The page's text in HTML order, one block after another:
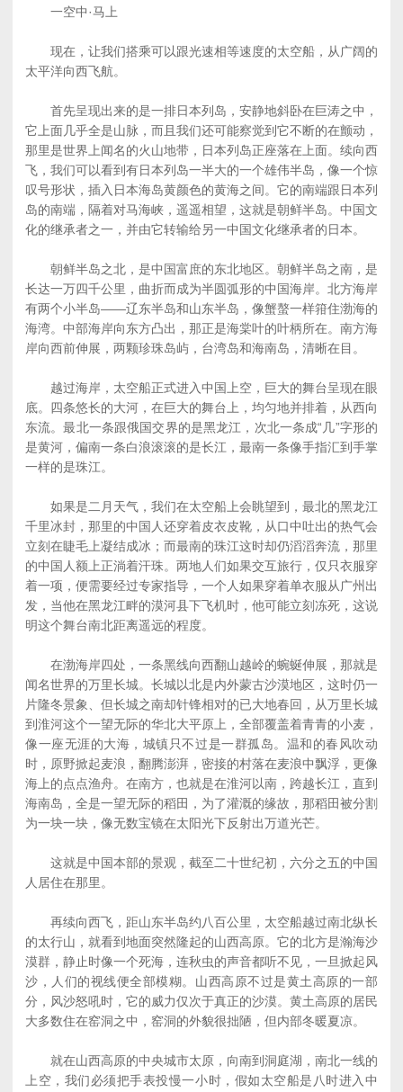
一空中·马上
现在，让我们搭乘可以跟光速相等速度的太空船，从广阔的
太平洋向西飞航。
首先呈现出来的是一排日本列岛，安静地斜卧在巨涛之中，
它上面几乎全是山脉，而且我们还可能察觉到它不断的在颤动，
那里是世界上闻名的火山地带，日本列岛正座落在上面。续向西
飞，我们可以看到有日本列岛一半大的一个雄伟半岛，像一个惊
叹号形状，插入日本海岛黄颜色的黄海之间。它的南端跟日本列
岛的南端，隔着对马海峡，遥遥相望，这就是朝鲜半岛。中国文
化的继承者之一，并由它转输给另一中国文化继承者的日本。
朝鲜半岛之北，是中国富庶的东北地区。朝鲜半岛之南，是
长达一万四千公里，曲折而成为半圆弧形的中国海岸。北方海岸
有两个小半岛——辽东半岛和山东半岛，像蟹螯一样箝住渤海的
海湾。中部海岸向东方凸出，那正是海棠叶的叶柄所在。南方海
岸向西前伸展，两颗珍珠岛屿，台湾岛和海南岛，清晰在目。
越过海岸，太空船正式进入中国上空，巨大的舞台呈现在眼
底。四条悠长的大河，在巨大的舞台上，均匀地并排着，从西向
东流。最北一条跟俄国交界的是黑龙江，次北一条成“几”字形的
是黄河，偏南一条白浪滚滚的是长江，最南一条像手指汇到手掌
一样的是珠江。
如果是二月天气，我们在太空船上会眺望到，最北的黑龙江
千里冰封，那里的中国人还穿着皮衣皮靴，从口中吐出的热气会
立刻在睫毛上凝结成冰；而最南的珠江这时却仍滔滔奔流，那里
的中国人额上正淌着汗珠。两地人们如果交互旅行，仅只衣服穿
着一项，便需要经过专家指导，一个人如果穿着单衣服从广州出
发，当他在黑龙江畔的漠河县下飞机时，他可能立刻冻死，这说
明这个舞台南北距离遥远的程度。
在渤海岸四处，一条黑线向西翻山越岭的蜿蜒伸展，那就是
闻名世界的万里长城。长城以北是内外蒙古沙漠地区，这时仍一
片隆冬景象、但长城之南却针锋相对的已大地春回，从万里长城
到淮河这个一望无际的华北大平原上，全部覆盖着青青的小麦，
像一座无涯的大海，城镇只不过是一群孤岛。温和的春风吹动
时，原野掀起麦浪，翻腾澎湃，密接的村落在麦浪中飘浮，更像
海上的点点渔舟。在南方，也就是在淮河以南，跨越长江，直到
海南岛，全是一望无际的稻田，为了灌溉的缘故，那稻田被分割
为一块一块，像无数宝镜在太阳光下反射出万道光芒。
这就是中国本部的景观，截至二十世纪初，六分之五的中国
人居住在那里。
再续向西飞，距山东半岛约八百公里，太空船越过南北纵长
的太行山，就看到地面突然隆起的山西高原。它的北方是瀚海沙
漠群，静止时像一个死海，连秋虫的声音都听不见，一旦掀起风
沙，人们的视线便全部模糊。山西高原不过是黄土高原的一部
分，风沙怒吼时，它的威力仅次于真正的沙漠。黄土高原的居民
大多数住在窑洞之中，窑洞的外貌很拙陋，但内部冬暖夏凉。
就在山西高原的中央城市太原，向南到洞庭湖，南北一线的
上空，我们必须把手表投慢一小时，假如太空船是八时进入中